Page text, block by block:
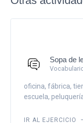
Sopa de
oficina, fábrica,
escuela,
IR AL EJERCICIO